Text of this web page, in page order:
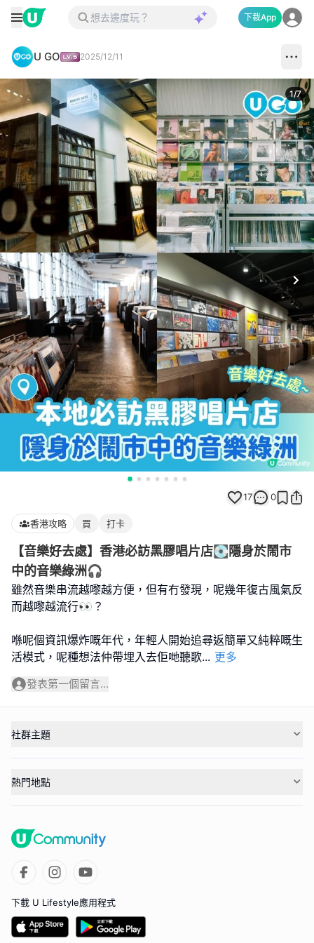
下載App
U GO 2025/12/11
1/7
17 0
香港攻略 買 打卡
【音樂好去處】香港必訪黑膠唱片店💽隱身於鬧市
中的音樂綠洲🎧
雖然音樂串流越嚟越方便，但有冇發現，呢幾年復古風氣反
而越嚟越流行👀？
喺呢個資訊爆炸嘅年代，年輕人開始追尋返簡單又純粹嘅生
活模式，呢種想法仲帶埋入去佢哋聽歌... 更多
發表第一個留言...
社群主題
熱門地點
下載 U Lifestyle應用程式